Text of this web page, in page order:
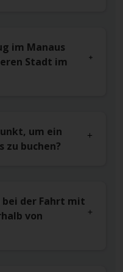
im Manaus
Stadt im
um ein
buchen?
bei der Fahrt mit
von